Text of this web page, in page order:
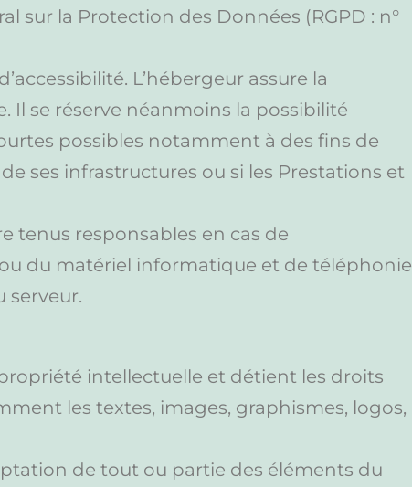
sur la Protection des Données (RGPD : n°
L’hébergeur assure la
Il se réserve néanmoins la possibilité
possibles notamment à des fins de
ses infrastructures ou si les Prestations et
tenus responsables en cas de
du matériel informatique et de téléphonie
serveur.
intellectuelle et détient les droits
les textes, images, graphismes, logos,
de tout ou partie des éléments du